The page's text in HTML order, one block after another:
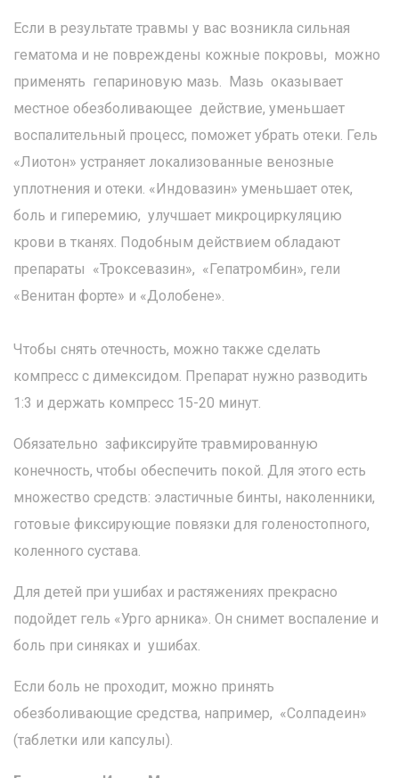
Если в результате травмы у вас возникла сильная
гематома и не повреждены кожные покровы, можно
применять гепариновую мазь. Мазь оказывает
местное обезболивающее действие, уменьшает
воспалительный процесс, поможет убрать отеки. Гель
«Лиотон» устраняет локализованные венозные
уплотнения и отеки. «Индовазин» уменьшает отек,
боль и гиперемию, улучшает микроциркуляцию
крови в тканях. Подобным действием обладают
препараты «Троксевазин», «Гепатромбин», гели
«Венитан форте» и «Долобене».
Чтобы снять отечность, можно также сделать
компресс с димексидом. Препарат нужно разводить
1:3 и держать компресс 15-20 минут.
Обязательно зафиксируйте травмированную
конечность, чтобы обеспечить покой. Для этого есть
множество средств: эластичные бинты, наколенники,
готовые фиксирующие повязки для голеностопного,
коленного сустава.
Для детей при ушибах и растяжениях прекрасно
подойдет гель «Урго арника». Он снимет воспаление и
боль при синяках и ушибах.
Если боль не проходит, можно принять
обезболивающие средства, например, «Солпадеин»
(таблетки или капсулы).